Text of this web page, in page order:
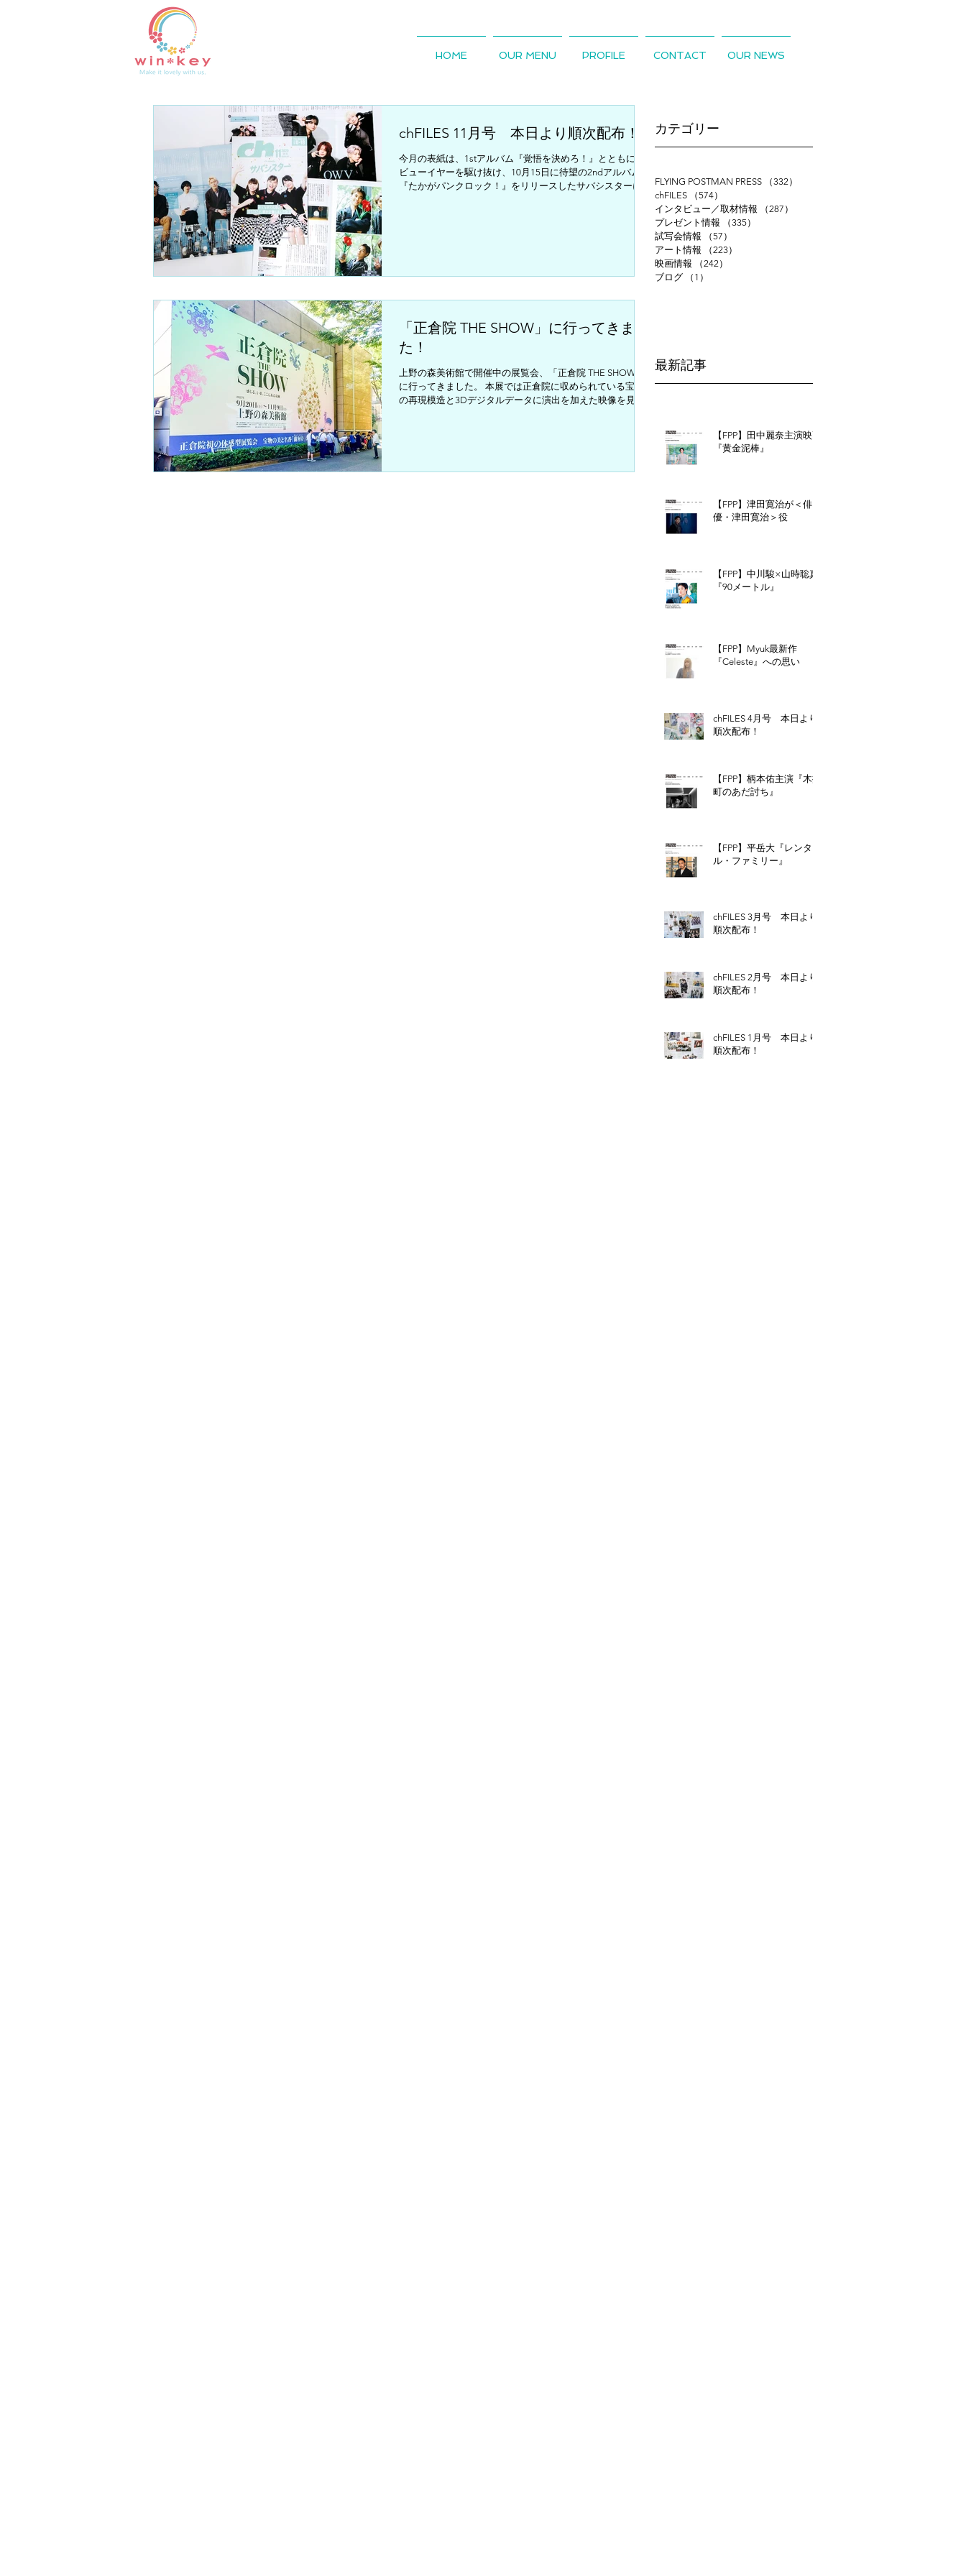
HOME OUR MENU PROFILE CONTACT OUR NEWS
chFILES 11月号 本日より順次配布！
今月の表紙は、1stアルバム『覚悟を決めろ！』とともに デ
ビューイヤーを駆け抜け、10月15日に待望の2ndアルバム
『たかがパンクロック！』をリリースしたサバシスターにイ
にとことんこだわるスーパーマーケット・成城石井の後藤社
長を訪問。毎日セントラルキッチンの料理人さんたちが中心
になって作る自家製惣菜やオリジナル商品、直輸入商品へ込
ロンパン、戸塚純貴さんのインタビューなど盛りだくさん！
ch...
「正倉院 THE SHOW」に行ってきまし
た！
上野の森美術館で開催中の展覧会、「正倉院 THE SHOW」
に行ってきました。 本展では正倉院に収められている宝物
の再現模造と3Dデジタルデータに演出を加えた映像を見る
​カテゴリー
FLYING POSTMAN PRESS （332）
chFILES
（574）
インタビュー／取材情報
（287）
プレゼント情報
（335）
試写会情報
（57）
アート情報
（223）
映画情報
（242）
ブログ
（1）
最新記事
【FPP】田中麗奈主演映画
『黄金泥棒』
【FPP】津田寛治が＜俳
優・津田寛治＞役
【FPP】中川駿×山時聡真
『90メートル』
【FPP】Myuk最新作
『Celeste』への思い
chFILES 4月号 本日より
順次配布！
【FPP】柄本佑主演『木挽
町のあだ討ち』
【FPP】平岳大『レンタ
ル・ファミリー』
chFILES 3月号 本日より
順次配布！
chFILES 2月号 本日より
順次配布！
chFILES 1月号 本日より
順次配布！